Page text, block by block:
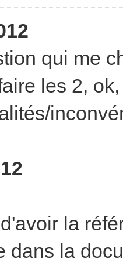
qui me
les 2,
la
dans la